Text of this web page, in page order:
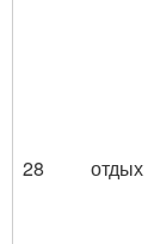
28 отдых